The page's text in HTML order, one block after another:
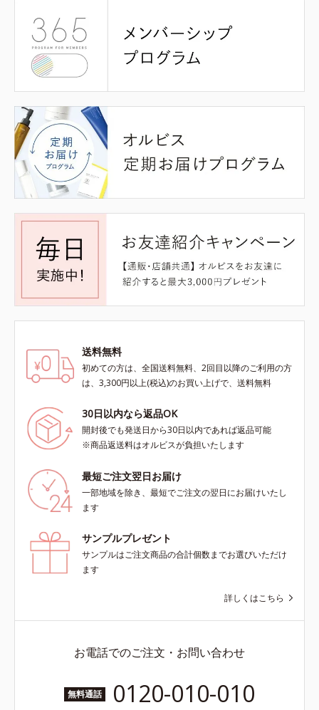
送料無料
初めての方は、全国送料無料、2回目以降のご利用の方
は、3,300円以上(税込)のお買い上げで、送料無料
30日以内なら返品OK
開封後でも発送日から30日以内であれば返品可能
※商品返送料はオルビスが負担いたします
最短ご注文翌日お届け
一部地域を除き、最短でご注文の翌日にお届けいたし
ます
サンプルプレゼント
サンプルはご注文商品の合計個数までお選びいただけ
ます
詳しくはこちら
お電話でのご注文・お問い合わせ
無料通話 0120-010-010